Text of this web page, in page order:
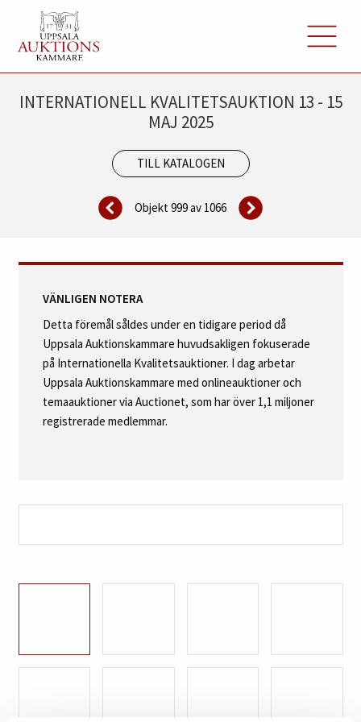
INTERNATIONELL KVALITETSAUKTION 13 - 15
MAJ 2025
TILL KATALOGEN
Objekt 999 av 1066
VÄNLIGEN NOTERA
Detta föremål såldes under en tidigare period då
Uppsala Auktionskammare huvudsakligen fokuserade
på Internationella Kvalitetsauktioner. I dag arbetar
Uppsala Auktionskammare med onlineauktioner och
temaauktioner via Auctionet, som har över 1,1 miljoner
registrerade medlemmar.